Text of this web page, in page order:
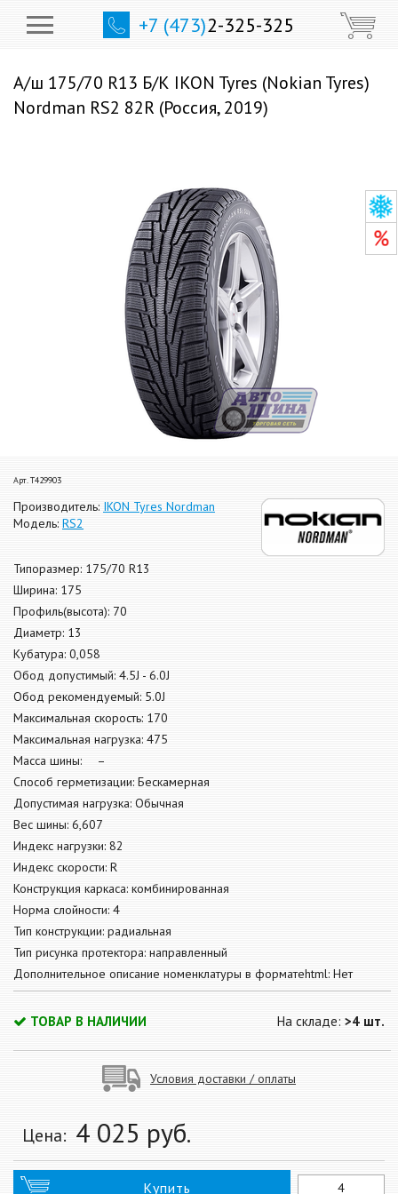
+7 (473)2-325-325
А/ш 175/70 R13 Б/К IKON Tyres (Nokian Tyres)
Nordman RS2 82R (Россия, 2019)
Арт. T429903
Производитель: IKON Tyres Nordman
Модель: RS2
Типоразмер: 175/70 R13
Ширина: 175
Профиль(высота): 70
Диаметр: 13
Кубатура: 0,058
Обод допустимый: 4.5J - 6.0J
Обод рекомендуемый: 5.0J
Максимальная скорость: 170
Максимальная нагрузка: 475
Масса шины: –
Способ герметизации: Бескамерная
Допустимая нагрузка: Обычная
Вес шины: 6,607
Индекс нагрузки: 82
Индекс скорости: R
Конструкция каркаса: комбинированная
Норма слойности: 4
Тип конструкции: радиальная
Тип рисунка протектора: направленный
Дополнительное описание номенклатуры в форматеhtml: Нет
ТОВАР В НАЛИЧИИ На складе: >4 шт.
Условия доставки / оплаты
Цена: 4 025 руб.
Купить